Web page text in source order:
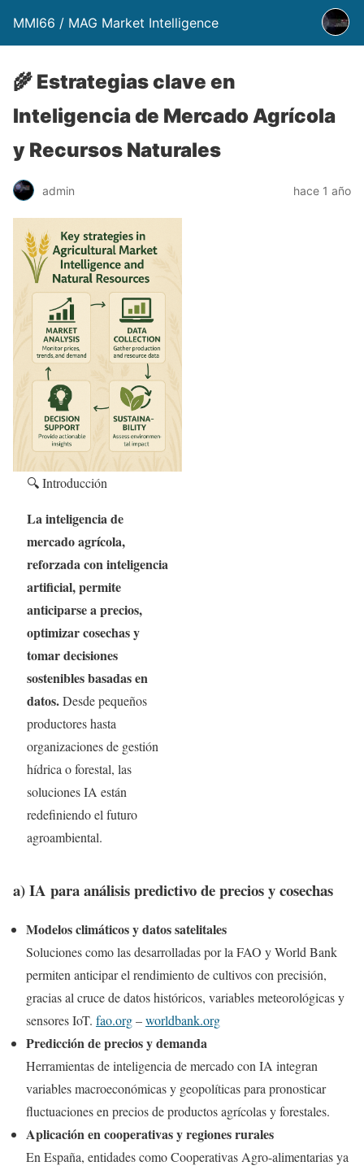
MMI66 / MAG Market Intelligence
🌾 Estrategias clave en
Inteligencia de Mercado Agrícola
y Recursos Naturales
admin hace 1 año
🔍 Introducción
La inteligencia de
mercado agrícola,
reforzada con inteligencia
artificial, permite
anticiparse a precios,
optimizar cosechas y
tomar decisiones
sostenibles basadas en
datos.Desde pequeños
productores hasta
organizaciones de gestión
hídrica o forestal, las
soluciones IA están
redefiniendo el futuro
agroambiental.
a) IA para análisis predictivo de precios y cosechas
Modelos climáticos y datos satelitales
Soluciones como las desarrolladas por la FAO y World Bank
permiten anticipar el rendimiento de cultivos con precisión,
gracias al cruce de datos históricos, variables meteorológicas y
sensores IoT. fao.org–worldbank.org
Predicción de precios y demanda
Herramientas de inteligencia de mercado con IA integran
variables macroeconómicas y geopolíticas para pronosticar
fluctuaciones en precios de productos agrícolas y forestales.
Aplicación en cooperativas y regiones rurales
En España, entidades como Cooperativas Agro-alimentarias ya